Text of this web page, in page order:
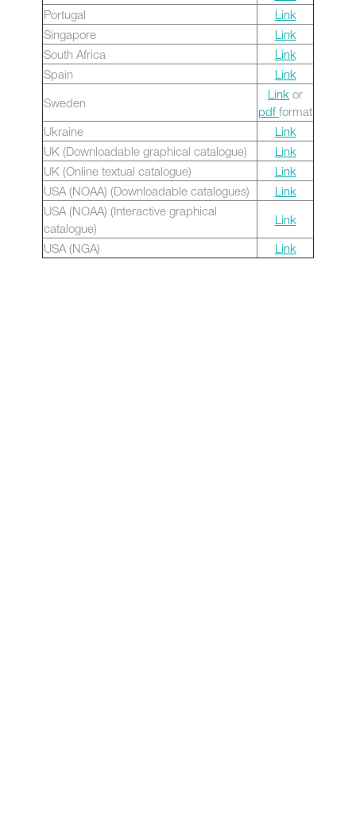
Portugal
Link
Singapore
Link
South Africa
Link
Spain
Link
Sweden
Link or
pdf format
Ukraine
Link
UK (Downloadable graphical catalogue)
Link
UK (Online textual catalogue)
Link
USA (NOAA) (Downloadable catalogues)
Link
USA (NOAA) (Interactive graphical
catalogue)
Link
USA (NGA)
Link